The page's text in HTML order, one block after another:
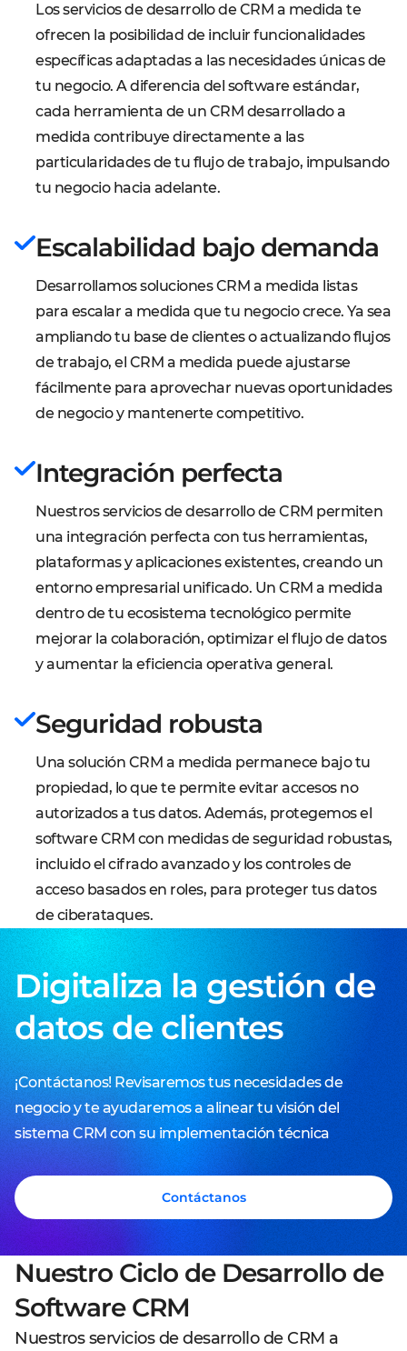
Los servicios de desarrollo de CRM a medida te
ofrecen la posibilidad de incluir funcionalidades
específicas adaptadas a las necesidades únicas de
tu negocio. A diferencia del software estándar,
cada herramienta de un CRM desarrollado a
medida contribuye directamente a las
particularidades de tu flujo de trabajo, impulsando
tu negocio hacia adelante.
Escalabilidad bajo demanda
Desarrollamos soluciones CRM a medida listas
para escalar a medida que tu negocio crece. Ya sea
ampliando tu base de clientes o actualizando flujos
de trabajo, el CRM a medida puede ajustarse
fácilmente para aprovechar nuevas oportunidades
de negocio y mantenerte competitivo.
Integración perfecta
Nuestros servicios de desarrollo de CRM permiten
una integración perfecta con tus herramientas,
plataformas y aplicaciones existentes, creando un
entorno empresarial unificado. Un CRM a medida
dentro de tu ecosistema tecnológico permite
mejorar la colaboración, optimizar el flujo de datos
y aumentar la eficiencia operativa general.
Seguridad robusta
Una solución CRM a medida permanece bajo tu
propiedad, lo que te permite evitar accesos no
autorizados a tus datos. Además, protegemos el
software CRM con medidas de seguridad robustas,
incluido el cifrado avanzado y los controles de
acceso basados en roles, para proteger tus datos
de ciberataques.
Digitaliza la gestión de
datos de clientes
¡Contáctanos! Revisaremos tus necesidades de
negocio y te ayudaremos a alinear tu visión del
sistema CRM con su implementación técnica
Contáctanos
Nuestro Ciclo de Desarrollo de
Software CRM
Nuestros servicios de desarrollo de CRM a